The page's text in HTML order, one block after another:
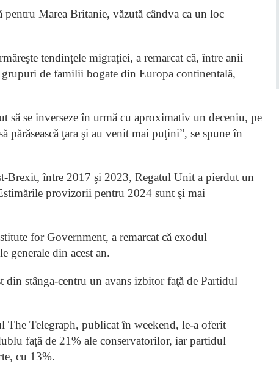
Marea Britanie, văzută cândva ca un loc
tendinţele migraţiei, a remarcat că, între anii
de familii bogate din Europa continentală,
să se inverseze în urmă cu aproximativ un deceniu, pe
ţara şi au venit mai puţini”, se spune în
Brexit, între 2017 şi 2023, Regatul Unit a pierdut un
provizorii pentru 2024 sunt şi mai
for Government, a remarcat că exodul
generale din acest an.
stânga-centru un avans izbitor faţă de Partidul
The Telegraph, publicat în weekend, le-a oferit
faţă de 21% ale conservatorilor, iar partidul
cu 13%.